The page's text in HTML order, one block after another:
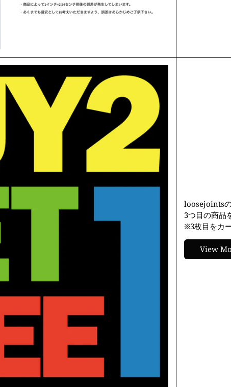
loosejointsの
3つ目の商品
※3枚目をカ
View